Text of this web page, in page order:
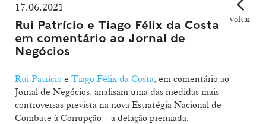
17.06.2021
Rui Patrício e Tiago Félix da Costa
em comentário ao Jornal de
Negócios
voltar
Rui Patrício e Tiago Félix da Costa, em comentário ao
Jornal de Negócios, analisam uma das medidas mais
controversas prevista na nova Estratégia Nacional de
Combate à Corrupção – a delação premiada.